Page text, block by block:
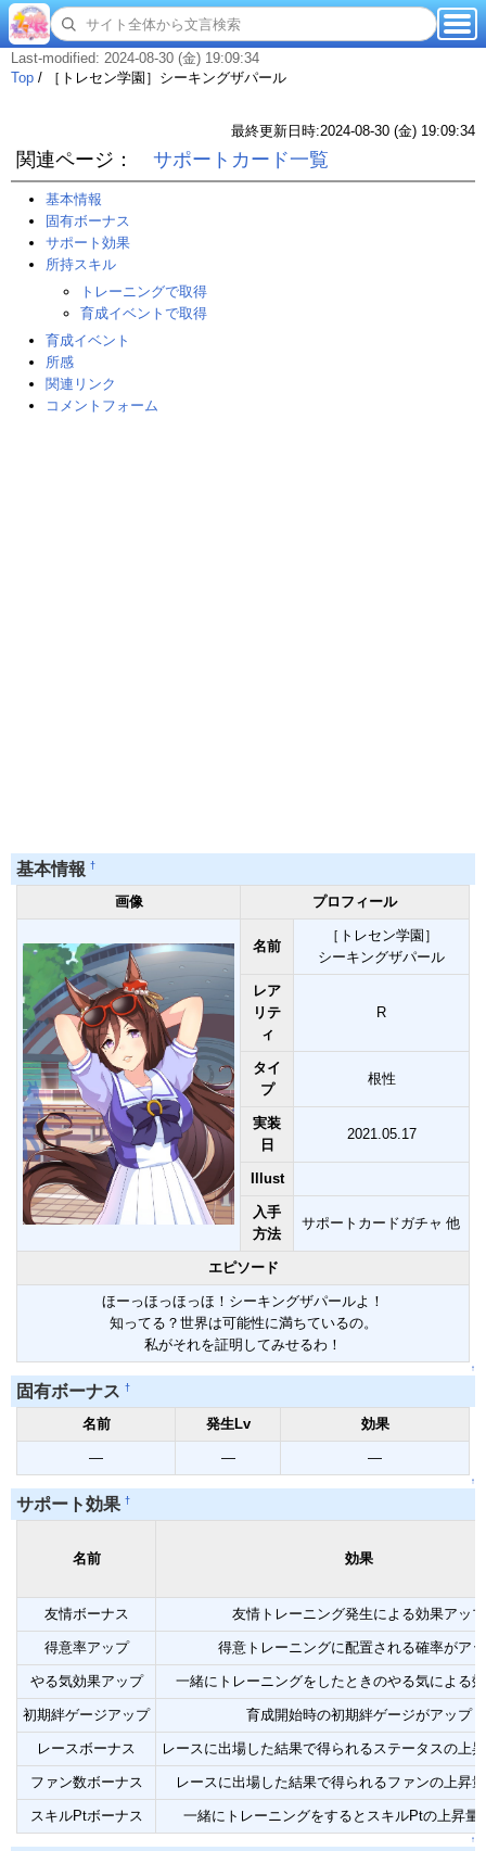
Last-modified: 2024-08-30 (金) 19:09:34
Top / ［トレセン学園］シーキングザパール
最終更新日時:2024-08-30 (金) 19:09:34
関連ページ： サポートカード一覧
基本情報
固有ボーナス
サポート効果
所持スキル
トレーニングで取得
育成イベントで取得
育成イベント
所感
関連リンク
コメントフォーム
基本情報 †
画像 プロフィール
名前
［トレセン学園］
シーキングザパール
レア
リテ
ィ
R
タイ
プ
根性
実装
日
2021.05.17
Illust
入手
方法
サポートカードガチャ 他
エピソード
ほーっほっほっほ！シーキングザパールよ！
知ってる？世界は可能性に満ちているの。
私がそれを証明してみせるわ！
↑
固有ボーナス †
名前 発生Lv 効果
― ― ―
↑
サポート効果 †
名前 効果
友情ボーナス 友情トレーニング発生による効果アップ
得意率アップ 得意トレーニングに配置される確率がア
やる気効果アップ 一緒にトレーニングをしたときのやる気による
初期絆ゲージアップ 育成開始時の初期絆ゲージがアップ
レースボーナス レースに出場した結果で得られるステータスの上
ファン数ボーナス レースに出場した結果で得られるファンの上昇
スキルPtボーナス 一緒にトレーニングをするとスキルPtの上昇量
↑